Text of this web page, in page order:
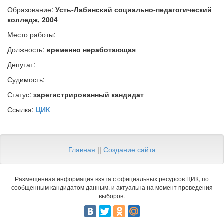
Образование: Усть-Лабинский социально-педагогический
колледж, 2004
Место работы:
Должность: временно неработающая
Депутат:
Судимость:
Статус: зарегистрированный кандидат
Ссылка: ЦИК
Главная || Создание сайта
Размещенная информация взята с официальных ресурсов ЦИК, по
сообщенным кандидатом данным, и актуальна на момент проведения
выборов.